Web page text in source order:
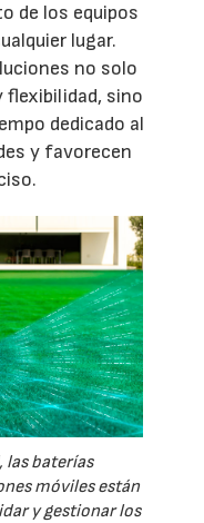
de los equipos
lugar.
no solo
flexibilidad, sino
dedicado al
y favorecen
las baterías
móviles están
y gestionar los